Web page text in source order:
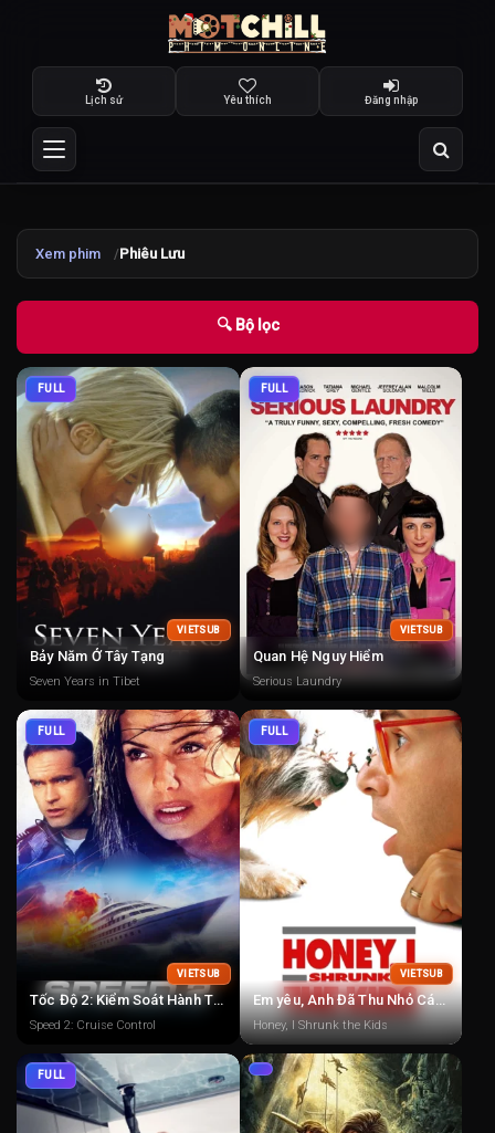
Lịch sử Yêu thích Đăng nhập
Xem phim Phiêu Lưu
🔍 Bộ lọc
FULL
VIETSUB
Bảy Năm Ở Tây Tạng
Seven Years in Tibet
FULL
VIETSUB
Quan Hệ Nguy Hiểm
Serious Laundry
FULL
VIETSUB
Tốc Độ 2: Kiểm Soát Hành Trình
Speed 2: Cruise Control
FULL
VIETSUB
Em yêu, Anh Đã Thu Nhỏ Các Con
Honey, I Shrunk the Kids
FULL